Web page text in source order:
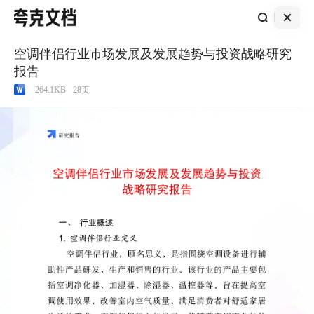
空调伴侣行业市场发展及发展趋势与投资战略研究
报告
264.1KB 28页